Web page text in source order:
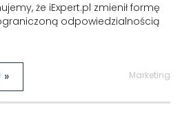
że iExpert.pl zmienił formę
odpowiedzialnością
» Marketing